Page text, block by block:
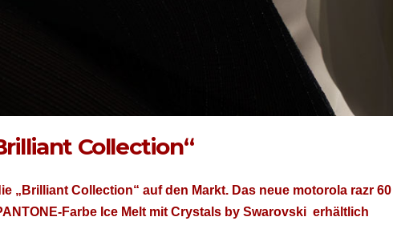
Collection“
„Bril­liant Col­lec­tion“ auf den Markt. Das neue motoro­la razr 60
Farbe Ice Melt mit Crys­tals by Swarovs­ki erhältlich